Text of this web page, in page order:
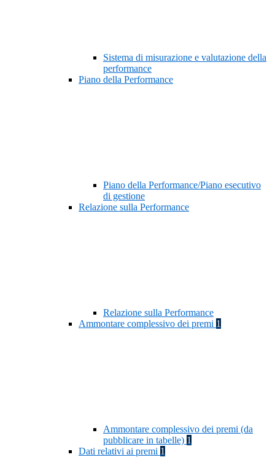
Sistema di misurazione e valutazione della
performance
Piano della Performance
Piano della Performance/Piano esecutivo
di gestione
Relazione sulla Performance
Relazione sulla Performance
Ammontare complessivo dei premi 1
Ammontare complessivo dei premi (da
pubblicare in tabelle) 1
Dati relativi ai premi 1